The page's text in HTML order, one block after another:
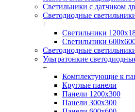
Светильники с датчиком
Светодиодные
+
Светильники
Светильники
Светодиодные
Ультратонкие
+
Комплектующие к
Круглые панели
Панели 1200х300
Панели 300х300